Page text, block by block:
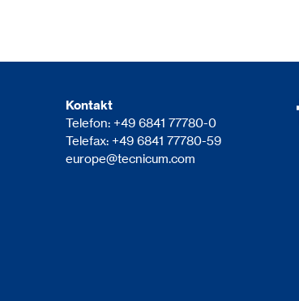
Kontakt
Telefon: +49 6841 77780-0
Telefax: +49 6841 77780-59
europe@tecnicum.com